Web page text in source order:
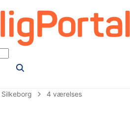
Silkeborg 4 værelses